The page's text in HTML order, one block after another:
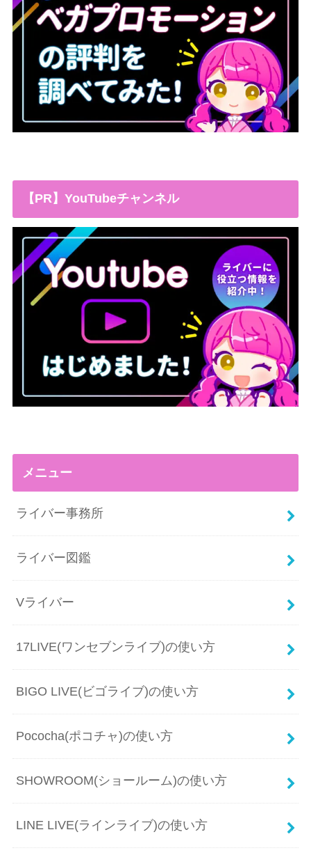
【PR】YouTubeチャンネル
メニュー
ライバー事務所
ライバー図鑑
Vライバー
17LIVE(ワンセブンライブ)の使い方
BIGO LIVE(ビゴライブ)の使い方
Pococha(ポコチャ)の使い方
SHOWROOM(ショールーム)の使い方
LINE LIVE(ラインライブ)の使い方